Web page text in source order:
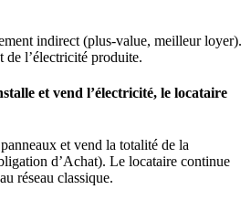
indirect (plus-value, meilleur loyer).
de l’électricité produite.
et vend l’électricité, le locataire
et vend la totalité de la
d’Achat). Le locataire continue
réseau classique.